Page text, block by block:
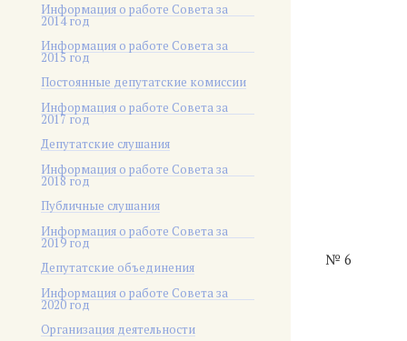
Информация о работе Совета за
2014 год
Информация о работе Совета за
2015 год
Постоянные депутатские комиссии
Информация о работе Совета за
2017 год
Депутатские слушания
Информация о работе Совета за
2018 год
Публичные слушания
Информация о работе Совета за
2019 год
Депутатские объединения
Информация о работе Совета за
2020 год
Организация деятельности
№ 6